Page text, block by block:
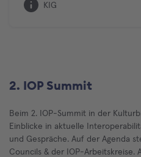
KIG
2. IOP Summit
Beim 2. IOP-Summit in der
Einblicke in aktuelle
und Gespräche. Auf der Agenda
Councils & der IOP-Arbeitskreise.